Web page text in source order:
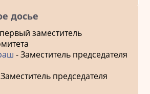
досье
заместитель
- Заместитель председателя
председателя